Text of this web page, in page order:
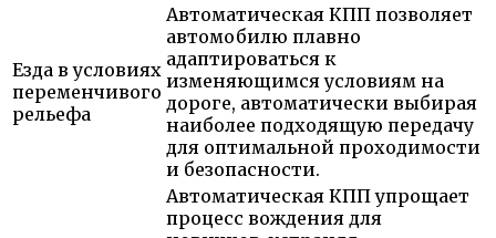
Езда в условиях
переменчивого
рельефа
Автоматическая КПП позволяет
автомобилю плавно
адаптироваться к
изменяющимся условиям на
дороге, автоматически выбирая
наиболее подходящую передачу
для оптимальной проходимости
и безопасности.
Автоматическая КПП упрощает
процесс вождения для